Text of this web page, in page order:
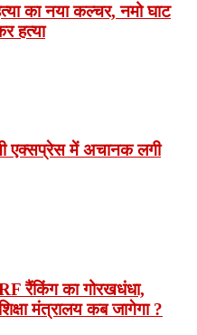
का नया कल्चर, नमो घाट
हत्या
एक्सप्रेस में अचानक लगी
रैंकिंग का गोरखधंधा,
मंत्रालय कब जागेगा ?